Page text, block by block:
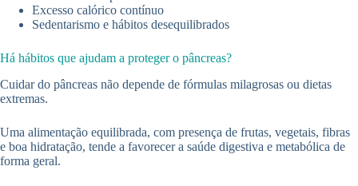
Excesso calórico contínuo
Sedentarismo e hábitos desequilibrados
Há hábitos que ajudam a proteger o pâncreas?
Cuidar do pâncreas não depende de fórmulas milagrosas ou dietas
extremas.
Uma alimentação equilibrada, com presença de frutas, vegetais, fibras
e boa hidratação, tende a favorecer a saúde digestiva e metabólica de
forma geral.